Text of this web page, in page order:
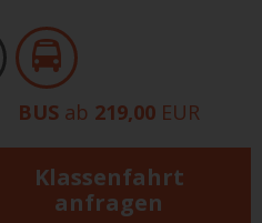
BUS ab 219,00 EUR
Klassenfahrt
anfragen